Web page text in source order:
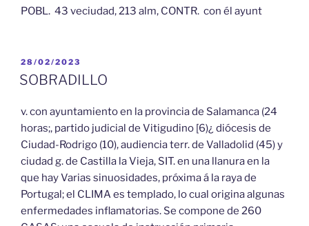
POBL. 43 veciudad, 213 alm, CONTR. con él ayunt
PUBLICADO
EL
28/02/2023
SOBRADILLO
v. con ayuntamiento en la provincia de Salamanca (24
horas;, partido judicial de Vitigudino [6)¿ diócesis de
Ciudad-Rodrigo (10), audiencia terr. de Valladolid (45) y
ciudad g. de Castilla la Vieja, SIT. en una llanura en la
que hay Varias sinuosidades, próxima á la raya de
Portugal; el CLIMA es templado, lo cual origina algunas
enfermedades inflamatorias. Se compone de 260